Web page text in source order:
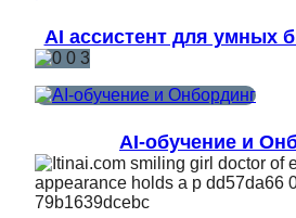
AI ассистент для умных
AI-обучение и